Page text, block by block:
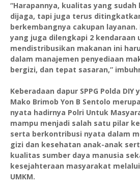
“Harapannya, kualitas yang
dijaga, tapi juga terus
berkembangnya cakupan layanan.
yang juga dilengkapi 2 kendaraan
mendistribusikan makanan ini
dalam manajemen penyediaan
bergizi, dan tepat sasaran,”
Keberadaan dapur SPPG Polda
Mako Brimob Yon B Sentolo
nyata hadirnya Polri Untuk
mampu menjadi salah satu pilar
serta berkontribusi nyata dalam
gizi dan kesehatan anak-anak
kualitas sumber daya manusia
kesejahteraan masyarakat
UMKM.